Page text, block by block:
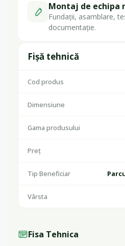
Montaj de echipa
Fundații, asamblare,
documentație.
Fișă tehnică
Cod produs
Dimensiune
Gama produsului
Preț
Tip Beneficiar
Vârsta
Fisa Tehnica